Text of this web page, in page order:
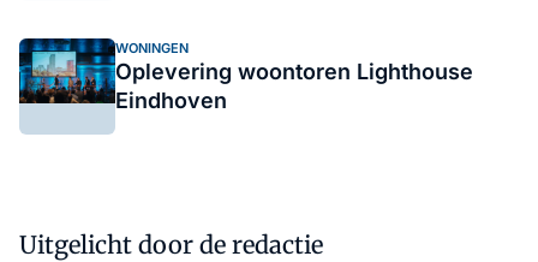
WONINGEN
Oplevering woontoren Lighthouse
Eindhoven
Uitgelicht door de redactie